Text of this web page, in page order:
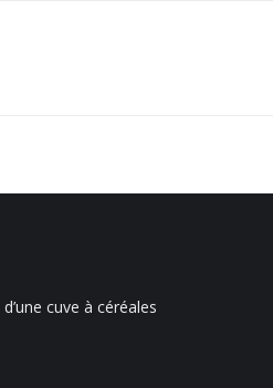
cuve à céréales